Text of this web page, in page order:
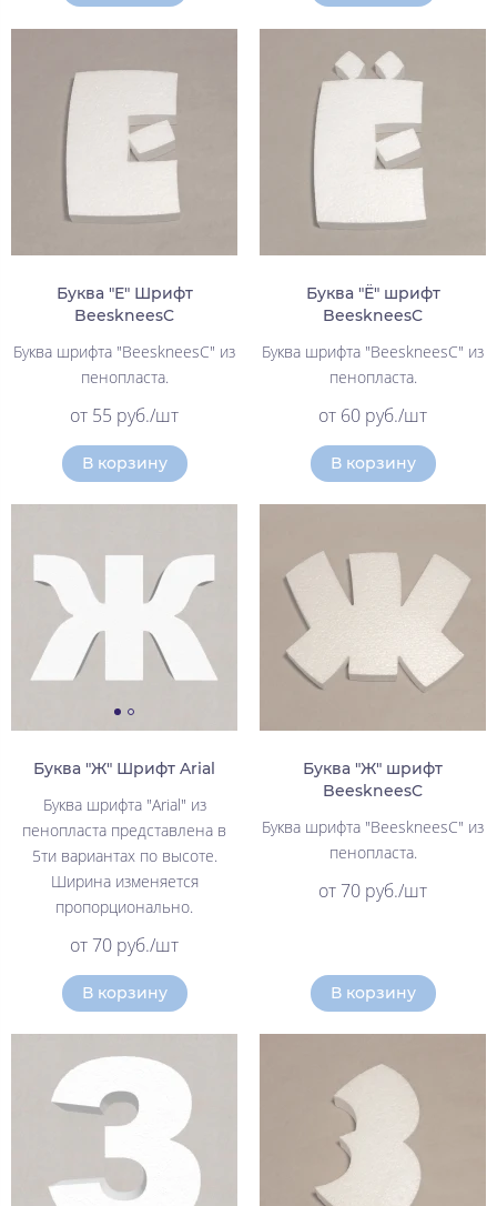
Буква "Е" Шрифт
BeeskneesC
Буква шрифта "BeeskneesC" из
пенопласта.
от 55 руб./шт
В корзину
Буква "Ё" шрифт
BeeskneesC
Буква шрифта "BeeskneesC" из
пенопласта.
от 60 руб./шт
В корзину
Буква "Ж" Шрифт Arial
Буква шрифта "Arial" из
пенопласта представлена в
5ти вариантах по высоте.
Ширина изменяется
пропорционально.
от 70 руб./шт
В корзину
Буква "Ж" шрифт
BeeskneesC
Буква шрифта "BeeskneesC" из
пенопласта.
от 70 руб./шт
В корзину